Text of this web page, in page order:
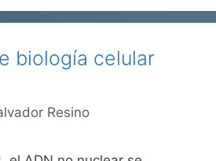
biología celular
Resino